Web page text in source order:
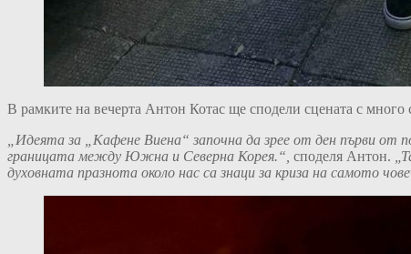
В рамките на вечерта Антон Котас ще сподели сцената с
„Идеята за „Кафене Виена“ започна да зрее от ден първи от
границата между Южна и Северна Корея.“, споделя Антон.
духовната празнота около нас са знаци за криза на самото